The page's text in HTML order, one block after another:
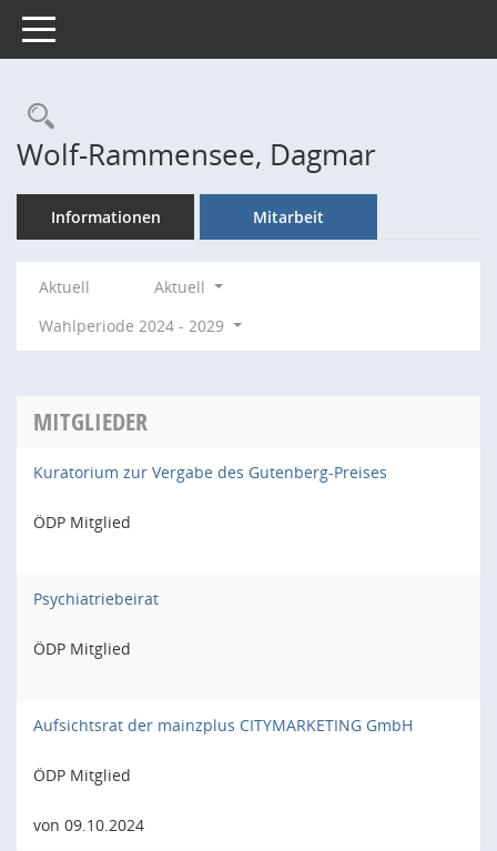
Toggle navigation
Rechercheauswahl
Wolf-Rammensee, Dagmar
Informationen Mitarbeit
Aktuell
Aktuell
Wahlperiode 2024 - 2029
MITGLIEDER
Kuratorium zur Vergabe des Gutenberg-Preises
ÖDP Mitglied
Psychiatriebeirat
ÖDP Mitglied
Aufsichtsrat der mainzplus CITYMARKETING GmbH
ÖDP Mitglied
von 09.10.2024